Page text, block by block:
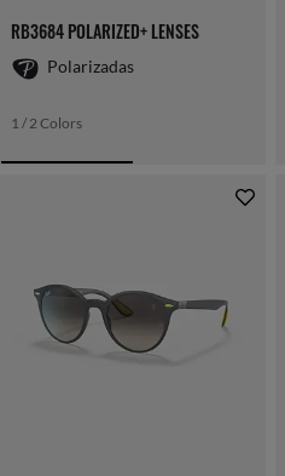
RB3684 POLARIZED+ LENSES
Polarizadas
1 / 2 Colors